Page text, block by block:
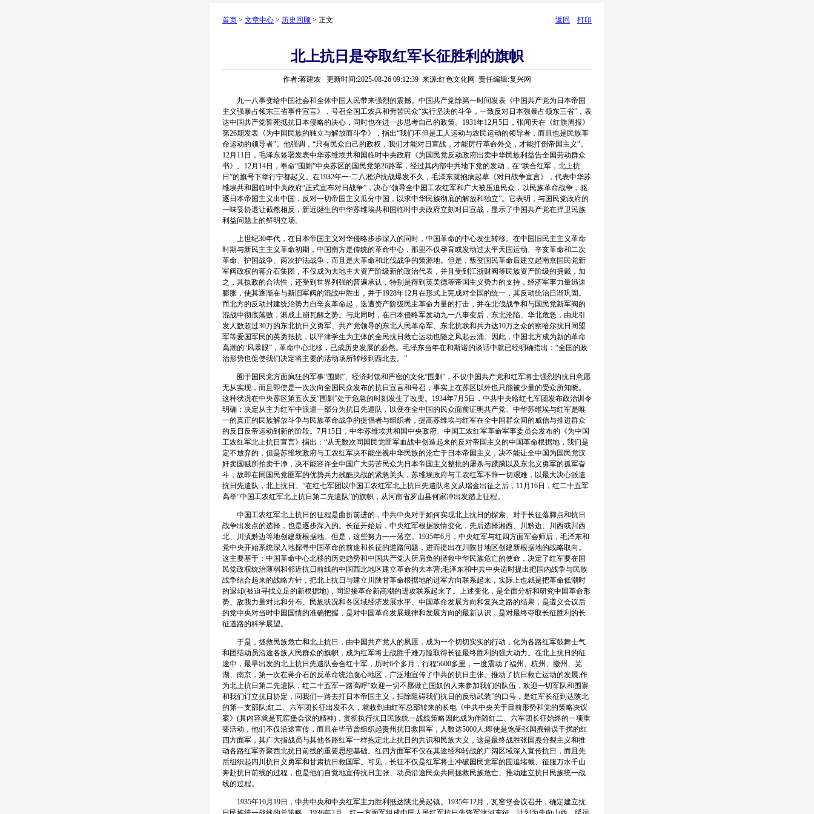
首页 > 文章中心 > 历史回顾 > 正文 返回 打印
北上抗日是夺取红军长征胜利的旗帜
作者:蒋建农 更新时间:2025-08-26 09:12:39 来源:红色文化网 责任编辑:复兴网
九一八事变给中国社会和全体中国人民带来强烈的震撼。中国共产党除第一时间发表《中国共产党为日本帝国
主义强暴占领东三省事件宣言》，号召全国工农兵和劳苦民众“实行坚决的斗争，一致反对日本强暴占领东三省”，表
达中国共产党誓死抵抗日本侵略的决心，同时也在进一步思考自己的政策。1931年12月5日，张闻天在《红旗周报》
第26期发表《为中国民族的独立与解放而斗争》，指出“我们不但是工人运动与农民运动的领导者，而且也是民族革
命运动的领导者”。他强调，“只有民众自己的政权，我们才能对日宣战，才能厉行革命外交，才能打倒帝国主义”。
12月11日，毛泽东签署发表中华苏维埃共和国临时中央政府《为国民党反动政府出卖中华民族利益告全国劳动群众
书》。12月14日，奉命“围剿”中央苏区的国民党第26路军，经过其内部中共地下党的发动，在“联合红军，北上抗
日”的旗号下举行宁都起义。在1932年一·二八淞沪抗战爆发不久，毛泽东就抱病起草《对日战争宣言》，代表中华苏
维埃共和国临时中央政府“正式宣布对日战争”，决心“领导全中国工农红军和广大被压迫民众，以民族革命战争，驱
逐日本帝国主义出中国，反对一切帝国主义瓜分中国，以求中华民族彻底的解放和独立”。它表明，与国民党政府的
一味妥协退让截然相反，新近诞生的中华苏维埃共和国临时中央政府立刻对日宣战，显示了中国共产党在捍卫民族
利益问题上的鲜明立场。
上世纪30年代，在日本帝国主义对华侵略步步深入的同时，中国革命的中心发生转移。在中国旧民主主义革命
时期与新民主主义革命初期，中国南方是传统的革命中心，那里不仅孕育或发动过太平天国运动、辛亥革命和二次
革命、护国战争、两次护法战争，而且是大革命和北伐战争的策源地。但是，叛变国民革命后建立起南京国民党新
军阀政权的蒋介石集团，不仅成为大地主大资产阶级新的政治代表，并且受到江浙财阀等民族资产阶级的拥戴，加
之，其执政的合法性，还受到世界列强的普遍承认，特别是得到英美德等帝国主义势力的支持，经济军事力量迅速
膨胀，使其逐渐在与新旧军阀的混战中胜出，并于1928年12月在形式上完成对全国的统一，其反动统治日渐巩固。
而北方的反动封建统治势力自辛亥革命起，迭遭资产阶级民主革命力量的打击，并在北伐战争和与国民党新军阀的
混战中彻底落败，渐成土崩瓦解之势。与此同时，在日本侵略军发动九一八事变后，东北沦陷、华北危急，由此引
发人数超过30万的东北抗日义勇军、共产党领导的东北人民革命军、东北抗联和兵力达10万之众的察哈尔抗日同盟
军等爱国军民的英勇抵抗，以平津学生为主体的全民抗日救亡运动也随之风起云涌。因此，中国北方成为新的革命
高潮的“风暴眼”，革命中心北移，已成历史发展的必然。毛泽东当年在和斯诺的谈话中就已经明确指出：“全国的政
治形势也促使我们决定将主要的活动场所转移到西北去。”
囿于国民党方面疯狂的军事“围剿”、经济封锁和严密的文化“围剿”，不仅中国共产党和红军将士强烈的抗日意愿
无从实现，而且即使是一次次向全国民众发布的抗日宣言和号召，事实上在苏区以外也只能被少量的受众所知晓。
这种状况在中央苏区第五次反“围剿”处于危急的时刻发生了改变。1934年7月5日，中共中央给红七军团发布政治训令
明确：决定从主力红军中派遣一部分为抗日先遣队，以便在全中国的民众面前证明共产党、中华苏维埃与红军是唯
一的真正的民族解放斗争与民族革命战争的提倡者与组织者，提高苏维埃与红军在全中国群众间的威信与推进群众
的反日反帝运动到新的阶段。7月15日，中华苏维埃共和国中央政府、中国工农红军革命军事委员会发布的《为中国
工农红军北上抗日宣言》指出：“从无数次同国民党匪军血战中创造起来的反对帝国主义的中国革命根据地，我们是
定不放弃的，但是苏维埃政府与工农红军决不能坐视中华民族的沦亡于日本帝国主义，决不能让全中国为国民党汉
奸卖国贼所拍卖干净，决不能容许全中国广大劳苦民众为日本帝国主义整批的屠杀与蹂躏以及东北义勇军的孤军奋
斗，故即在同国民党匪军的优势兵力残酷决战的紧急关头，苏维埃政府与工农红军不辞一切艰难，以最大决心派遣
抗日先遣队，北上抗日。”在红七军团以中国工农红军北上抗日先遣队名义从瑞金出征之后，11月16日，红二十五军
高举“中国工农红军北上抗日第二先遣队”的旗帜，从河南省罗山县何家冲出发踏上征程。
中国工农红军北上抗日的征程是曲折前进的，中共中央对于如何实现北上抗日的探索、对于长征落脚点和抗日
战争出发点的选择，也是逐步深入的。长征开始后，中央红军根据敌情变化，先后选择湘西、川黔边、川西或川西
北、川滇黔边等地创建新根据地。但是，这些努力一一落空。1935年6月，中央红军与红四方面军会师后，毛泽东和
党中央开始系统深入地探寻中国革命的前途和长征的道路问题，进而提出在川陕甘地区创建新根据地的战略取向。
这主要基于：中国革命中心北移的历史趋势和中国共产党人所肩负的拯救中华民族危亡的使命，决定了红军要在国
民党政权统治薄弱和邻近抗日前线的中国西北地区建立革命的大本营;毛泽东和中共中央适时提出把国内战争与民族
战争结合起来的战略方针，把北上抗日与建立川陕甘革命根据地的进军方向联系起来，实际上也就是把革命低潮时
的退却(被迫寻找立足的新根据地)，同迎接革命新高潮的进攻联系起来了。上述变化，是全面分析和研究中国革命形
势、敌我力量对比和分布、民族状况和各区域经济发展水平、中国革命发展方向和复兴之路的结果，是遵义会议后
的党中央对当时中国国情的准确把握，是对中国革命发展规律和发展方向的最新认识，是对最终夺取长征胜利的长
征道路的科学展望。
于是，拯救民族危亡和北上抗日，由中国共产党人的夙愿，成为一个切切实实的行动，化为各路红军鼓舞士气
和团结动员沿途各族人民群众的旗帜，成为红军将士战胜千难万险取得长征最终胜利的强大动力。在北上抗日的征
途中，最早出发的北上抗日先遣队会合红十军，历时6个多月，行程5600多里，一度震动了福州、杭州、徽州、芜
湖、南京，第一次在蒋介石的反革命统治腹心地区，广泛地宣传了中共的抗日主张、推动了抗日救亡运动的发展;作
为北上抗日第二先遣队，红二十五军一路高呼“欢迎一切不愿做亡国奴的人来参加我们的队伍，欢迎一切军队和围寨
和我们订立抗日协定，同我们一路去打日本帝国主义，扫除阻碍我们抗日的反动武装”的口号，是红军长征到达陕北
的第一支部队;红二、六军团长征出发不久，就收到由红军总部转来的长电《中共中央关于目前形势和党的策略决议
案》(其内容就是瓦窑堡会议的精神)，贯彻执行抗日民族统一战线策略因此成为伴随红二、六军团长征始终的一项重
要活动，他们不仅沿途宣传，而且在毕节曾组织起贵州抗日救国军，人数达5000人;即使是饱受张国焘错误干扰的红
四方面军，其广大指战员与其他各路红军一样抱定北上抗日的共识和民族大义，这是最终战胜张国焘分裂主义和推
动各路红军齐聚西北抗日前线的重要思想基础。红四方面军不仅在其途经和转战的广阔区域深入宣传抗日，而且先
后组织起四川抗日义勇军和甘肃抗日救国军。可见，长征不仅是红军将士冲破国民党军的围追堵截、征服万水千山
奔赴抗日前线的过程，也是他们自觉地宣传抗日主张、动员沿途民众共同拯救民族危亡、推动建立抗日民族统一战
线的过程。
1935年10月19日，中共中央和中央红军主力胜利抵达陕北吴起镇。1935年12月，瓦窑堡会议召开，确定建立抗